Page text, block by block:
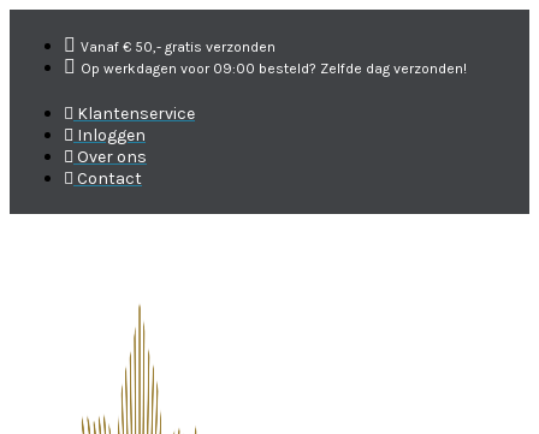
Vanaf € 50,- gratis verzonden
Op werkdagen voor 09:00 besteld? Zelfde dag verzonden!
Klantenservice
Inloggen
Over ons
Contact